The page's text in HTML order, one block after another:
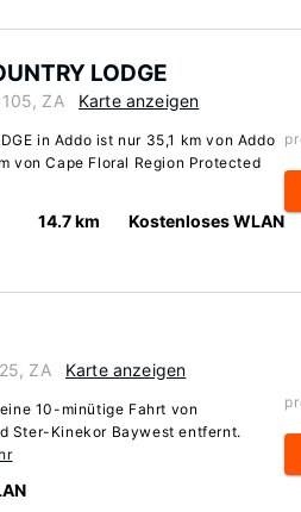
LODGE
ZA Karte anzeigen
in Addo ist nur 35,1 km von Addo
von Cape Floral Region Protected
14.7 km Kostenloses WLAN
ZA Karte anzeigen
10-minütige Fahrt von
Ster-Kinekor Baywest entfernt.